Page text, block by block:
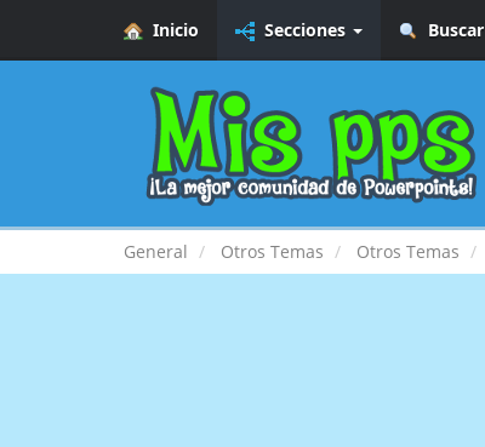
Inicio Secciones Buscar
General Otros Temas Otros Temas